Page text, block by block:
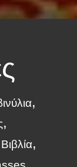
Βιβλία